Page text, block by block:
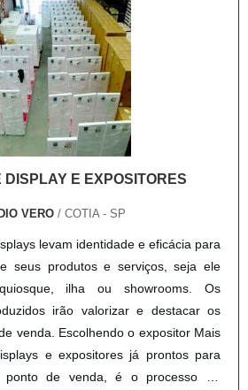
DISPLAY E EXPOSITORES
VERO/ COTIA - SP
levam identidade e eficácia para
seus produtos e serviços, seja ele
ilha ou showrooms. Os
irão valorizar e destacar os
venda. Escolhendo o expositor Mais
e expositores já prontos para
ponto de venda, é o processo de